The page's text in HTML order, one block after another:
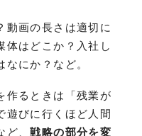
動画の長さは適切に
体はどこか？入社し
にか？など。
作るときは「残業が
遊びに行くほど人間
ど、戦略の部分を変